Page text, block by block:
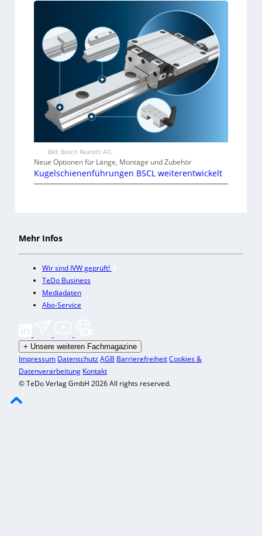
Bild: Bosch Rexroth AG
Neue Optionen für Länge, Montage und Zubehör
Kugelschienenführungen BSCL weiterentwickelt
Mehr Infos
Wir sind IVW geprüft!
TeDo Business
Mediadaten
Abo-Service
+ Unsere weiteren Fachmagazine
Impressum DatenschutzAGB BarrierefreiheitCookies &
Datenverarbeitung Kontakt
© TeDo Verlag GmbH 2026 All rights reserved.